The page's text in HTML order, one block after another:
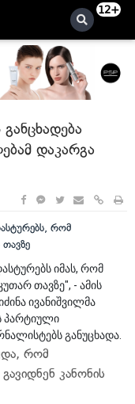
12+
დაკარგა
იმას, რომ
თავზე", - ამის
ივანიშვილმა
პარტიული
განუცხადა.
რომ
კანონის